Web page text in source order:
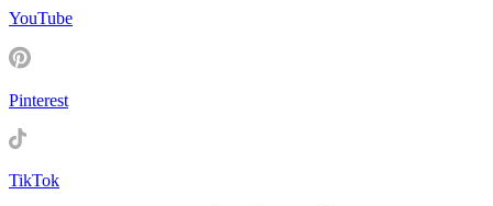
YouTube
Pinterest
TikTok